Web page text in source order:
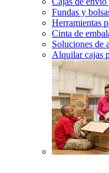
Fundas y
Herramientas
Cinta de
Soluciones de
Alquilar cajas